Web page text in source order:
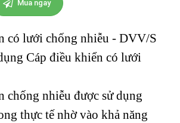
Mua ngay
có lưới chống nhiễu - DVV/S
Cáp điều khiển có lưới
chống nhiễu được sử dụng
thực tế nhờ vào khả năng